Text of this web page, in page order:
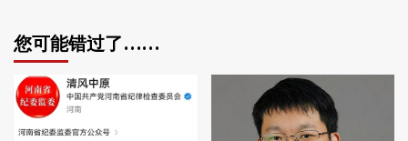
您可能错过了……